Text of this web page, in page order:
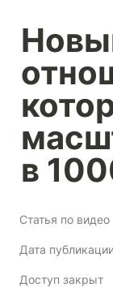
в
Статья по видео
Дата
Доступ закрыт